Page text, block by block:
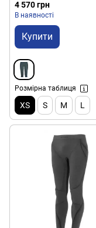
4 570 грн
В наявності
Купити
Розмірна таблиця
XS S M L